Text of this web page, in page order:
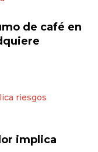
de café en
implica